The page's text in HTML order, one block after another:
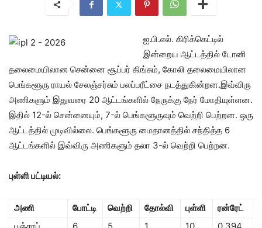
ஐ.பி.எல். கிரிக்கெட்டில்
இன்றைய ஆட்டத்தில் டோனி
தலைமையிலான சென்னை சூப்பர் கிங்சும், கோலி தலைமையிலான
பெங்களூரு ராயல் சேலஞ்சர்சும் பலப்பரீட்சை நடத்துகின்றன.இவ்விரு
அணிகளும் இதுவரை 20 ஆட்டங்களில் நேருக்கு நேர் மோதியுள்ளன.
இதில் 12-ல் சென்னையும், 7-ல் பெங்களூருவும் வெற்றி பெற்றன. ஒரு
ஆட்டத்தில் முடிவில்லை. பெங்களூரு மைதானத்தில் சந்தித்த 6
ஆட்டங்களில் இவ்விரு அணிகளும் தலா 3-ல் வெற்றி பெற்றன.
புள்ளி பட்டியல்:
அணி போட்டி வெற்றி தோல்வி புள்ளி
ரன்ரேட்